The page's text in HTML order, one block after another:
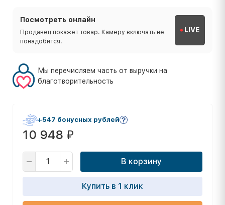
Посмотреть онлайн
Продавец покажет товар. Камеру включать не
понадобится.
LIVE
Мы перечисляем часть от выручки на
благотворительность
+547 бонусных рублей
10 948 ₽
В корзину
Купить в 1 клик